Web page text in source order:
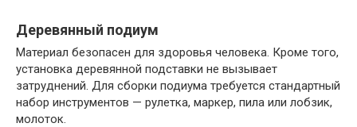
Деревянный подиум
Материал безопасен для здоровья человека. Кроме того,
установка деревянной подставки не вызывает
затруднений. Для сборки подиума требуется стандартный
набор инструментов — рулетка, маркер, пила или лобзик,
молоток.